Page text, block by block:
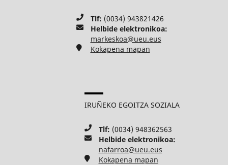
Tlf: (0034) 943821426
Helbide elektronikoa:
markeskoa@ueu.eus
Kokapena mapan
IRUÑEKO EGOITZA SOZIALA
Tlf: (0034) 948362563
Helbide elektronikoa:
nafarroa@ueu.eus
Kokapena mapan